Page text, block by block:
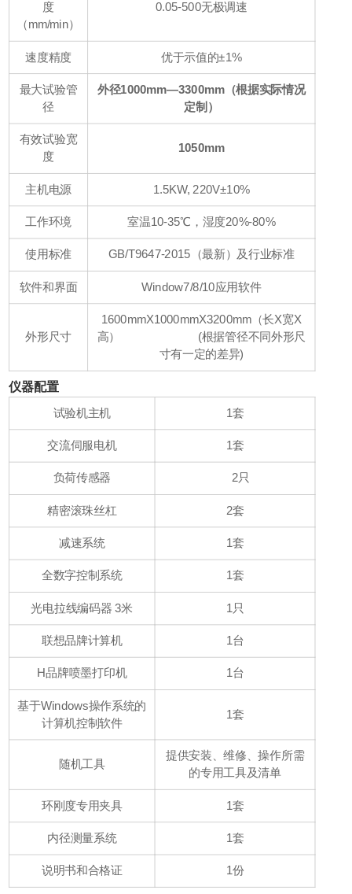
度
（mm/min）
0.05-500无极调速
速度精度 优于示值的±1%
最大试验管
径
外径1000mm—3300mm（根据实际情况
定制）
有效试验宽
度
1050mm
主机电源 1.5KW, 220V±10%
工作环境 室温10-35℃，湿度20%-80%
使用标准 GB/T9647-2015（最新）及行业标准
软件和界面 Window7/8/10应用软件
外形尺寸
1600mmX1000mmX3200mm（长X宽X
高） (根据管径不同外形尺
寸有一定的差异)
仪器配置
试验机主机 1套
交流伺服电机 1套
负荷传感器 2只
精密滚珠丝杠 2套
减速系统 1套
全数字控制系统 1套
光电拉线编码器 3米 1只
联想品牌计算机 1台
H品牌喷墨打印机 1台
基于Windows操作系统的
计算机控制软件
1套
随机工具
提供安装、维修、操作所需
的专用工具及清单
环刚度专用夹具 1套
内径测量系统 1套
说明书和合格证 1份